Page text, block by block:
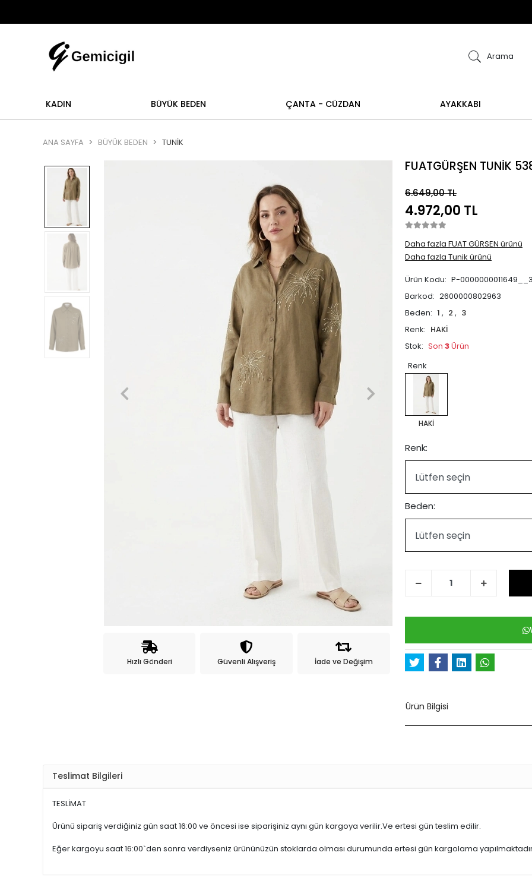
yoktur. Abiye alışverişlerinizde iade ve değişim işlemi yoktur. Abiye alışverişlerinizde
Arama
KADIN BÜYÜK BEDEN ÇANTA - CÜZDAN AYAKKABI
ANA SAYFA BÜYÜK BEDEN TUNIK
Hızlı Gönderi Güvenli Alışveriş İade ve Değişim
FUATGÜRŞEN TUNİK
6.649,00 TL
4.972,00 TL
Daha fazla FUAT GÜRSEN ürünü
Daha fazla Tunik ürünü
Ürün Kodu: P-
Barkod: 2600000802963
Beden: 1 , 2 , 3
Renk: HAKİ
Stok: Son 3Ürün
Renk
HAKİ
Renk:
Beden:
Ürün Bilgisi
Teslimat Bilgileri
TESLİMAT
Ürünü sipariş verdiğiniz gün saat 16:00 ve öncesi ise siparişiniz aynı gün kargoya verilir.Ve ertesi gün teslim edilir.
Eğer kargoyu saat 16:00`den sonra verdiyseniz ürününüzün stoklarda olması durumunda ertesi gün kargolama